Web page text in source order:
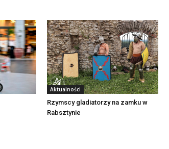
Aktualności
Rzymscy gladiatorzy na zamku w
Rabsztynie